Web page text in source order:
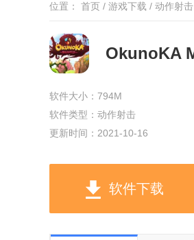
位置： 首页 / 游戏下载 / 动作射击
OkunoKA
软件大小：794M
软件类型：动作射击
更新时间：2021-10-16
软件下载